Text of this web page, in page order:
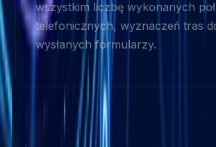
wszystkim liczbę wykonanych
telefonicznych, wyznaczeń tras
wysłanych formularzy.